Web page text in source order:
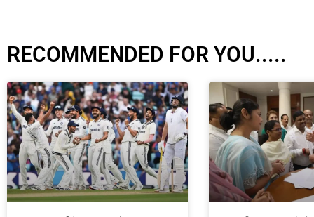
RECOMMENDED FOR YOU.....